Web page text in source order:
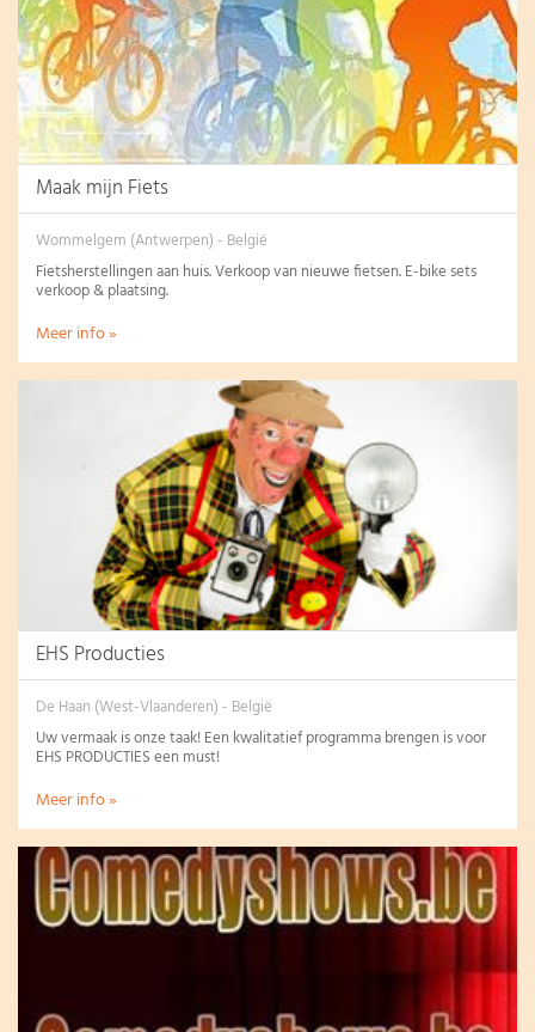
Maak mijn Fiets
Wommelgem (Antwerpen) - België
Fietsherstellingen aan huis. Verkoop van nieuwe fietsen. E-bike sets
verkoop & plaatsing.
Meer info »
EHS Producties
De Haan (West-Vlaanderen) - België
Uw vermaak is onze taak! Een kwalitatief programma brengen is voor
EHS PRODUCTIES een must!
Meer info »